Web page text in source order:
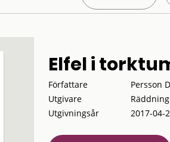
Elfel i
Författare
Persson
Utgivare
Utgivningsår
2017-04-